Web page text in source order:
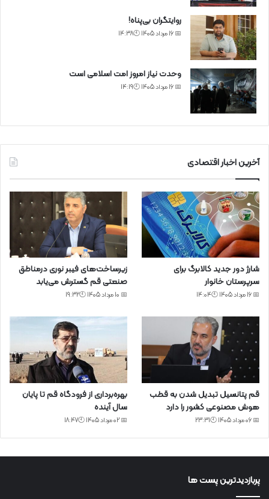
روایتگران بی‌پناه!
📅 16 مرداد 1405 🕙14:38
وحدت نیاز امروز امت اسلامی است
📅 16 مرداد 1405 🕙14:19
آخرین اخبار اقتصادی
شارژ دور جدید کالابرگ برای
سرپرستان خانوار
📅 16 مرداد 1405 🕙14:04
زیرساخت‌های فیبر نوری درمناطق
صنعتی قم گسترش می‌یابد
📅 10 مرداد 1405 🕙19:32
قم پتانسیل تبدیل شدن به قطب
هوش مصنوعی کشور را دارد
📅 06 مرداد 1405 🕙23:31
بهره‌برداری از فرودگاه قم تا پایان
سال آینده
📅 02 مرداد 1405 🕙18:47
پربازدیدترین پست ها